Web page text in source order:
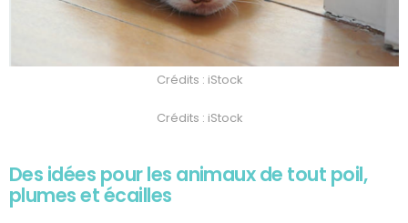
Crédits : iStock
Crédits : iStock
Des idées pour les animaux de tout poil,
plumes et écailles